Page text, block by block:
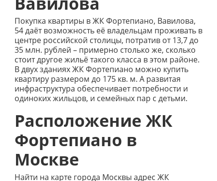
Покупка квартиры в ЖК Фортепиано, Вавилова,
54 даёт возможность её владельцам проживать в
центре российской столицы, потратив от 13,7 до
35 млн. рублей – примерно столько же, сколько
стоит другое жильё такого класса в этом районе.
В двух зданиях ЖК Фортепиано можно купить
квартиру размером до 175 кв. м. А развитая
инфраструктура обеспечивает потребности и
одиноких жильцов, и семейных пар с детьми.
Расположение ЖК
Фортепиано в
Москве
Найти на карте города Москвы адрес ЖК